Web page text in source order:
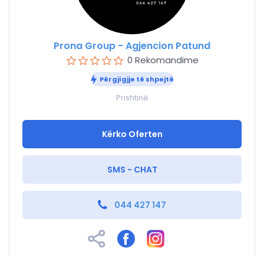
Prona Group - Agjencion Patund
0 Rekomandime
Përgjigjje të shpejtë
Prishtinë
Kërko Oferten
SMS - CHAT
044 427 147